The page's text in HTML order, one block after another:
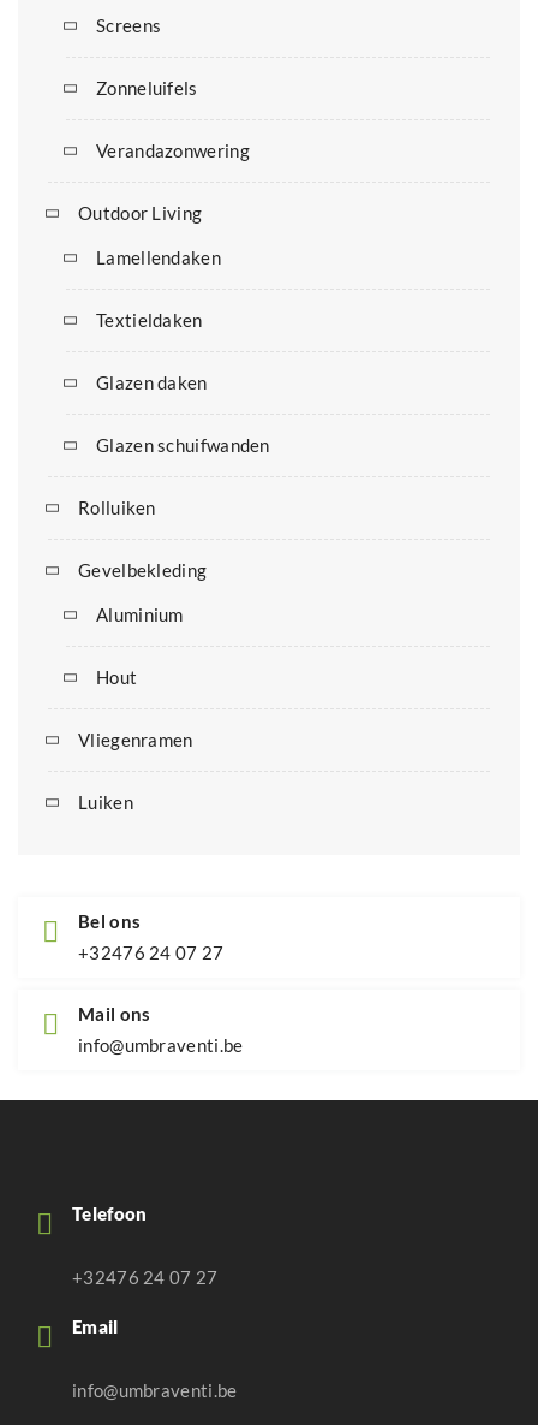
Screens
Zonneluifels
Verandazonwering
Outdoor Living
Lamellendaken
Textieldaken
Glazen daken
Glazen schuifwanden
Rolluiken
Gevelbekleding
Aluminium
Hout
Vliegenramen
Luiken
Bel ons
+32476 24 07 27
Mail ons
info@umbraventi.be
Telefoon
+32476 24 07 27
Email
info@umbraventi.be